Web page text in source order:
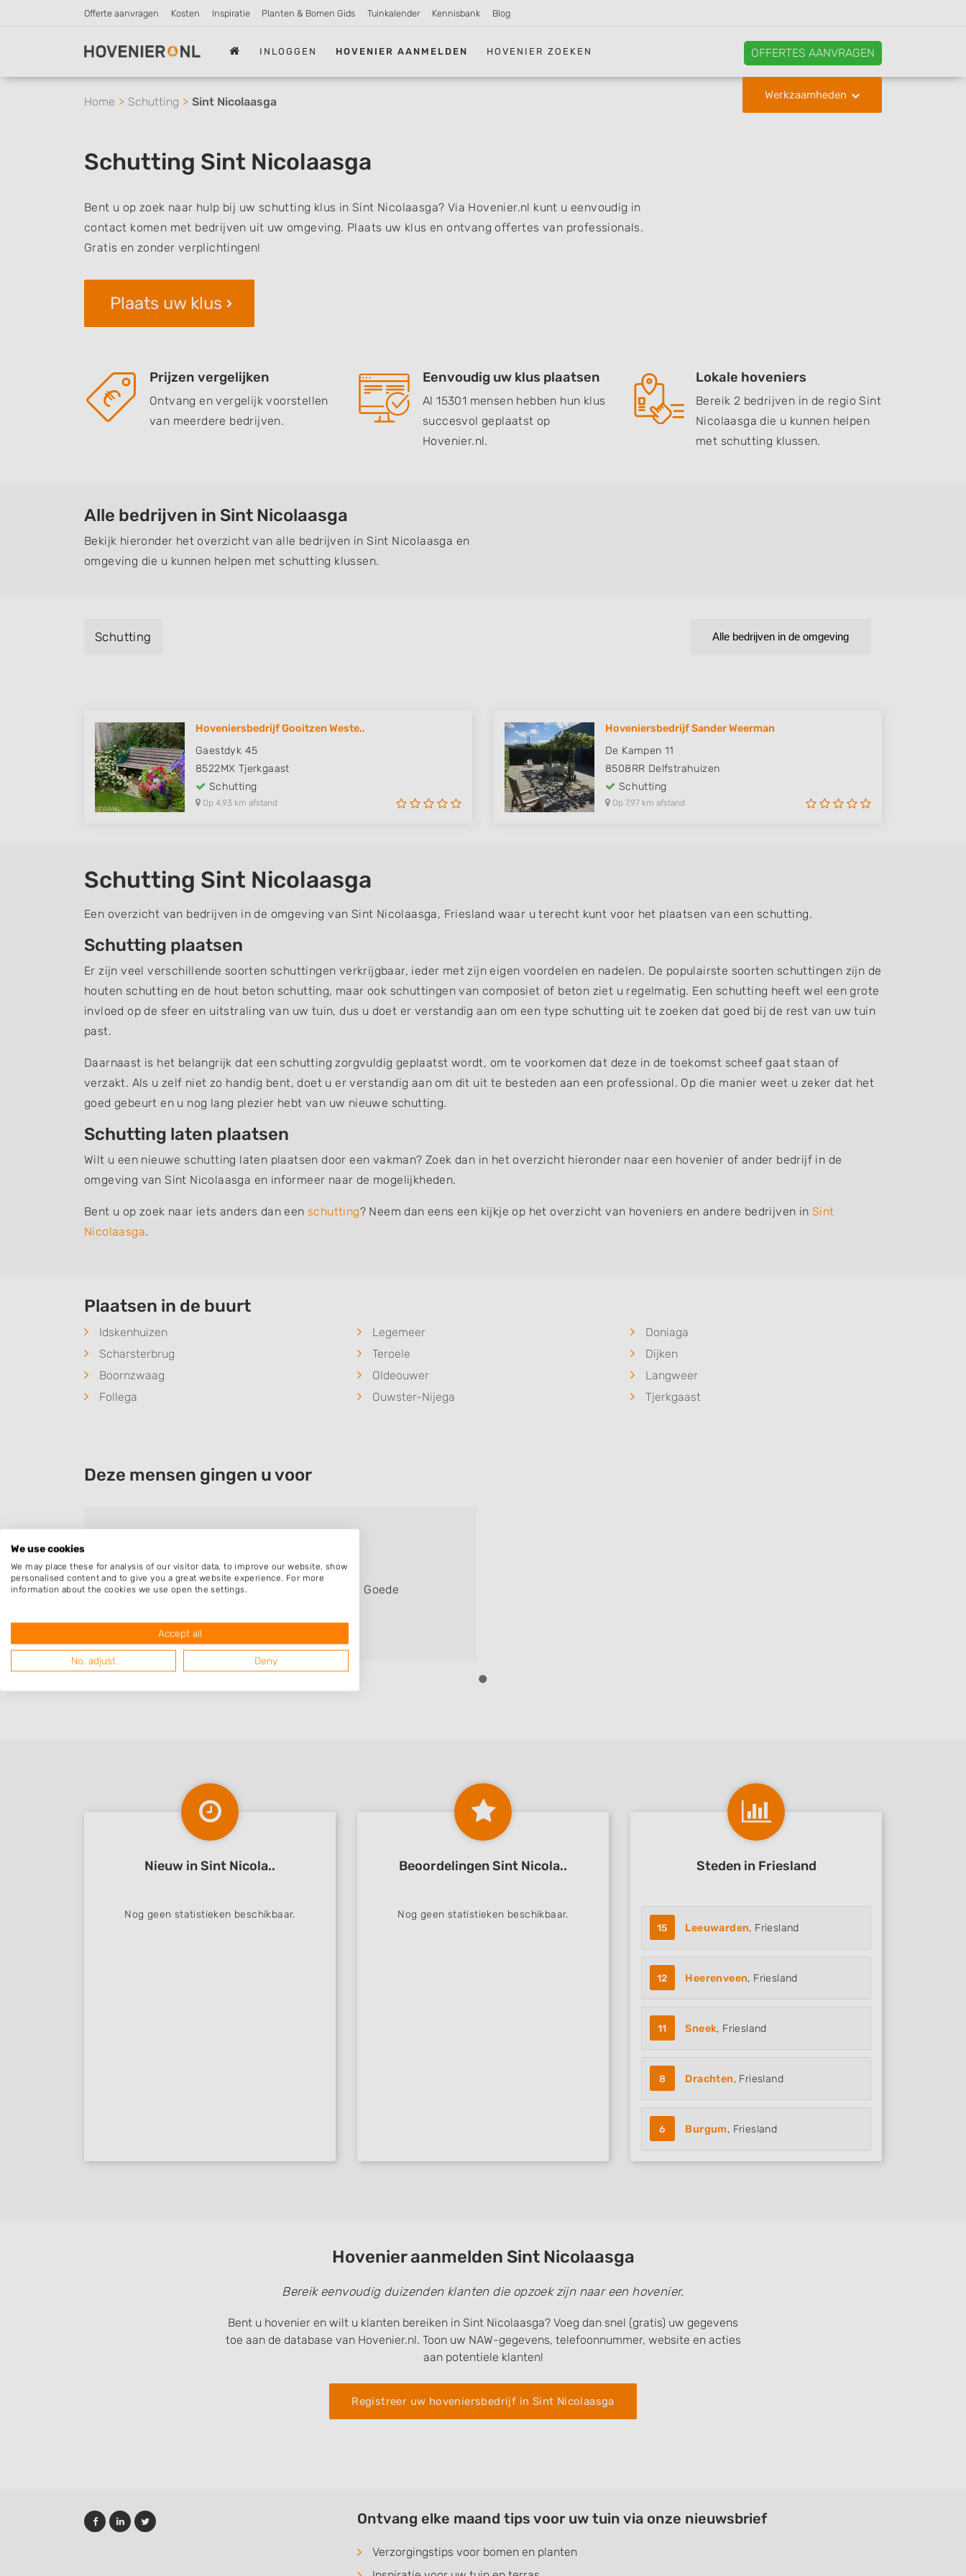
Offerte aanvragen Kosten Inspiratie Planten & Bomen Gids Tuinkalender Kennisbank Blog
INLOGGEN HOVENIER AANMELDEN HOVENIER ZOEKEN OFFERTES AANVRAGEN
Werkzaamheden
Home Schutting Sint Nicolaasga
Schutting Sint Nicolaasga
Bent u op zoek naar hulp bij uw schutting klus in Sint Nicolaasga? Via Hovenier.nl kunt u eenvoudig in
contact komen met bedrijven uit uw omgeving. Plaats uw klus en ontvang offertes van professionals.
Gratis en zonder verplichtingen!
Plaats uw klus
Prijzen vergelijken
Ontvang en vergelijk voorstellen
van meerdere bedrijven.
Eenvoudig uw klus plaatsen
Al 15301 mensen hebben hun klus
succesvol geplaatst op
Hovenier.nl.
Lokale hoveniers
Bereik 2 bedrijven in de regio Sint
Nicolaasga die u kunnen helpen
met schutting klussen.
Alle bedrijven in Sint Nicolaasga
Bekijk hieronder het overzicht van alle bedrijven in Sint Nicolaasga en
omgeving die u kunnen helpen met schutting klussen.
Schutting Alle bedrijven in de omgeving
Hoveniersbedrijf Gooitzen Weste..
Gaestdyk 45
8522MX Tjerkgaast
Schutting
Op 4,93 km afstand
Hoveniersbedrijf Sander Weerman
De Kampen 11
8508RR Delfstrahuizen
Schutting
Op 7,97 km afstand
Schutting Sint Nicolaasga
Een overzicht van bedrijven in de omgeving van Sint Nicolaasga, Friesland waar u terecht kunt voor het plaatsen van een schutting.
Schutting plaatsen
Er zijn veel verschillende soorten schuttingen verkrijgbaar, ieder met zijn eigen voordelen en nadelen. De populairste soorten schuttingen zijn de
houten schutting en de hout beton schutting, maar ook schuttingen van composiet of beton ziet u regelmatig. Een schutting heeft wel een grote
invloed op de sfeer en uitstraling van uw tuin, dus u doet er verstandig aan om een type schutting uit te zoeken dat goed bij de rest van uw tuin
past.
Daarnaast is het belangrijk dat een schutting zorgvuldig geplaatst wordt, om te voorkomen dat deze in de toekomst scheef gaat staan of
verzakt. Als u zelf niet zo handig bent, doet u er verstandig aan om dit uit te besteden aan een professional. Op die manier weet u zeker dat het
goed gebeurt en u nog lang plezier hebt van uw nieuwe schutting.
Schutting laten plaatsen
Wilt u een nieuwe schutting laten plaatsen door een vakman? Zoek dan in het overzicht hieronder naar een hovenier of ander bedrijf in de
omgeving van Sint Nicolaasga en informeer naar de mogelijkheden.
Bent u op zoek naar iets anders dan een schutting? Neem dan eens een kijkje op het overzicht van hoveniers en andere bedrijven inSint
Nicolaasga.
Plaatsen in de buurt
Idskenhuizen Legemeer
Doniaga
Scharsterbrug
Teroele
Dijken
Boornzwaag
Oldeouwer
Langweer
Follega
Ouwster-Nijega Tjerkgaast
Deze mensen gingen u voor
Super fijne mensen om mee samen te werken. Goede
Nieuw in Sint Nicola..
Nog geen statistieken beschikbaar.
Beoordelingen Sint Nicola..
Nog geen statistieken beschikbaar.
Steden in Friesland
15 Leeuwarden, Friesland
12 Heerenveen, Friesland
11 Sneek, Friesland
8 Drachten, Friesland
6 Burgum, Friesland
Hovenier aanmelden Sint Nicolaasga
Bereik eenvoudig duizenden klanten die opzoek zijn naar een hovenier.
Bent u hovenier en wilt u klanten bereiken in Sint Nicolaasga? Voeg dan snel (gratis) uw gegevens
toe aan de database van Hovenier.nl. Toon uw NAW-gegevens, telefoonnummer, website en acties
aan potentiele klanten!
Registreer uw hoveniersbedrijf in Sint Nicolaasga
Ontvang elke maand tips voor uw tuin via onze nieuwsbrief
Verzorgingstips voor bomen en planten
We use cookies
We may place these for analysis of our visitor data, to improve our website, show
personalised content and to give you a great website experience. For more
information about the cookies we use open the settings.
Accept all
No, adjust Deny